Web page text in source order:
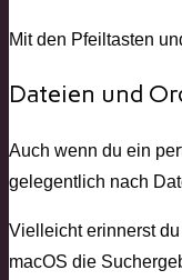
Mit den Pfeiltasten
Dateien und
Auch wenn du ein
gelegentlich nach
Vielleicht erinnerst
macOS die